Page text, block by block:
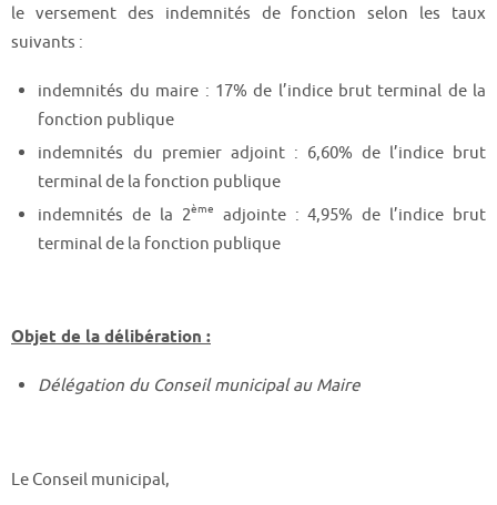
le versement des indemnités de fonction selon les taux
suivants :
indemnités du maire : 17% de l’indice brut terminal de la
fonction publique
indemnités du premier adjoint : 6,60% de l’indice brut
terminal de la fonction publique
indemnités de la 2ème
adjointe : 4,95% de l’indice brut
terminal de la fonction publique
Objet de la délibération :
Délégation du Conseil municipal au Maire
Le Conseil municipal,